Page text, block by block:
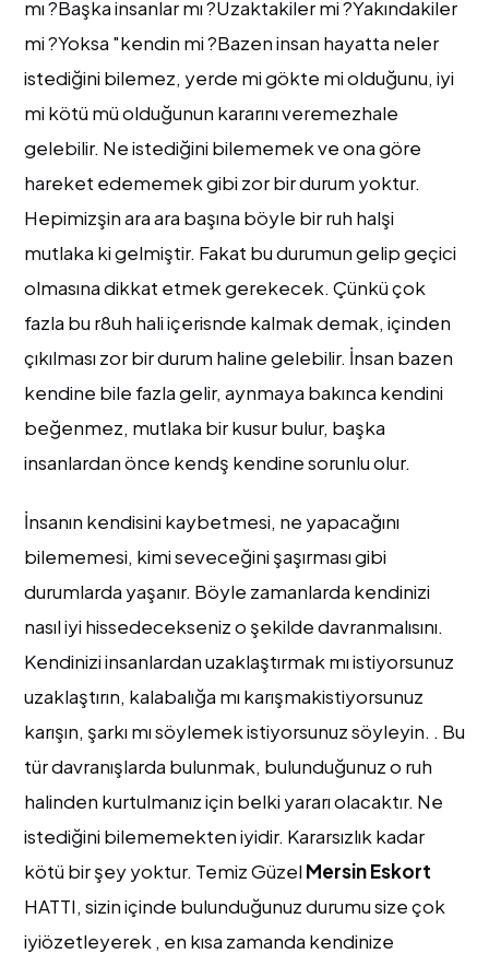
mı ?Başka insanlar mı ?Uzaktakiler mi ?Yakındakiler
mi ?Yoksa "kendin mi ?Bazen insan hayatta neler
istediğini bilemez, yerde mi gökte mi olduğunu, iyi
mi kötü mü olduğunun kararını veremezhale
gelebilir. Ne istediğini bilememek ve ona göre
hareket edememek gibi zor bir durum yoktur.
Hepimizşin ara ara başına böyle bir ruh halşi
mutlaka ki gelmiştir. Fakat bu durumun gelip geçici
olmasına dikkat etmek gerekecek. Çünkü çok
fazla bu r8uh hali içerisnde kalmak demak, içinden
çıkılması zor bir durum haline gelebilir. İnsan bazen
kendine bile fazla gelir, aynmaya bakınca kendini
beğenmez, mutlaka bir kusur bulur, başka
insanlardan önce kendş kendine sorunlu olur.
İnsanın kendisini kaybetmesi, ne yapacağını
bilememesi, kimi seveceğini şaşırması gibi
durumlarda yaşanır. Böyle zamanlarda kendinizi
nasıl iyi hissedecekseniz o şekilde davranmalısını.
Kendinizi insanlardan uzaklaştırmak mı istiyorsunuz
uzaklaştırın, kalabalığa mı karışmakistiyorsunuz
karışın, şarkı mı söylemek istiyorsunuz söyleyin. . Bu
tür davranışlarda bulunmak, bulunduğunuz o ruh
halinden kurtulmanız için belki yararı olacaktır. Ne
istediğini bilememekten iyidir. Kararsızlık kadar
kötü bir şey yoktur. Temiz GüzelMersin Eskort
HATTI, sizin içinde bulunduğunuz durumu size çok
iyiözetleyerek , en kısa zamanda kendinize